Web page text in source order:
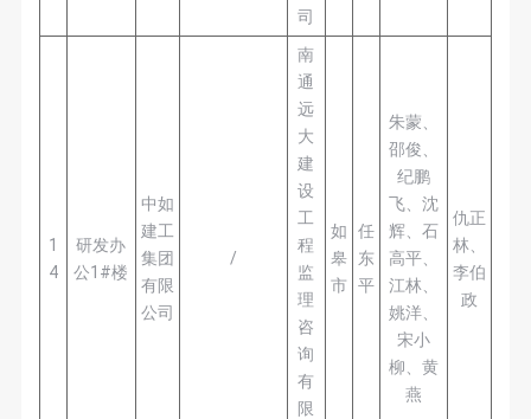
司
1
4
研发办
公1#楼
中如
建工
集团
有限
公司
/
南
通
远
大
建
设
工
程
监
理
咨
询
有
限
如
皋
市
任
东
平
朱蒙、
邵俊、
纪鹏
飞、沈
辉、石
高平、
江林、
姚洋、
宋小
柳、黄
燕
仇正
林、
李伯
政